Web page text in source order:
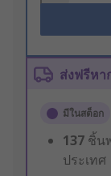
ส่งฟรีหา
มีในสต็อก
137 ชิ้น
ประเทศ